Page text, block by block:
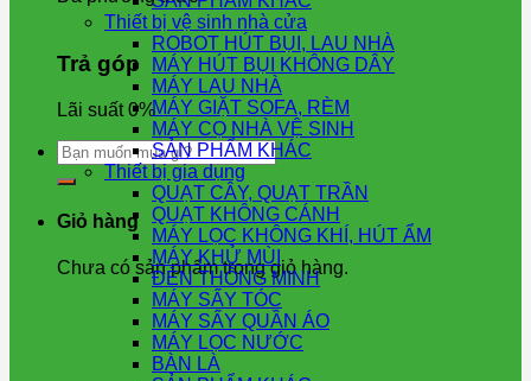
Trả góp
Lãi suất 0%
Tìm
kiếm:
Giỏ hàng
Chưa có sản phẩm trong giỏ hàng.
Thiết bị vệ sinh nhà cửa
ROBOT HÚT BỤI, LAU NHÀ
MÁY HÚT BỤI KHÔNG DÂY
MÁY LAU NHÀ
MÁY GIẶT SOFA, RÈM
MÁY CỌ NHÀ VỆ SINH
SẢN PHẨM KHÁC
Thiết bị gia dụng
QUẠT CÂY, QUẠT TRẦN
QUẠT KHÔNG CÁNH
MÁY LỌC KHÔNG KHÍ, HÚT ẨM
MÁY KHỬ MÙI
ĐÈN THÔNG MINH
MÁY SẤY TÓC
MÁY SẤY QUẦN ÁO
MÁY LỌC NƯỚC
BÀN LÀ